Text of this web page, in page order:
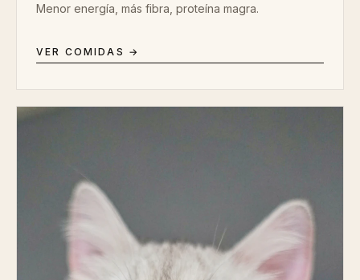
Menor energía, más fibra, proteína magra.
VER COMIDAS →